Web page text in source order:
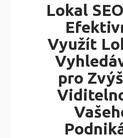
Lokal
Využít
pro